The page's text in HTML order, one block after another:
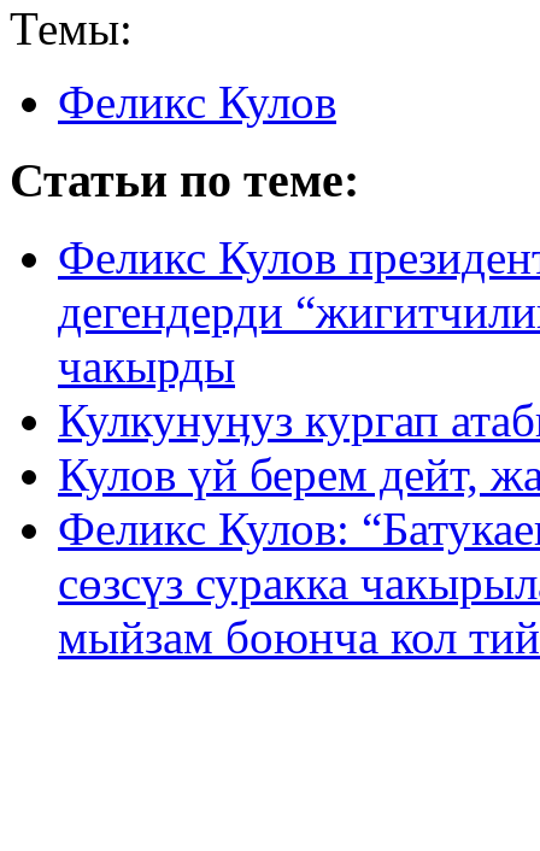
Темы:
Феликс Кулов
Статьи по теме:
Феликс Кулов
дегендерди
чакырды
Кулкунуӊуз кургап
Кулов үй берем дейт,
Феликс Кулов:
сөзсүз суракка
мыйзам боюнча кол